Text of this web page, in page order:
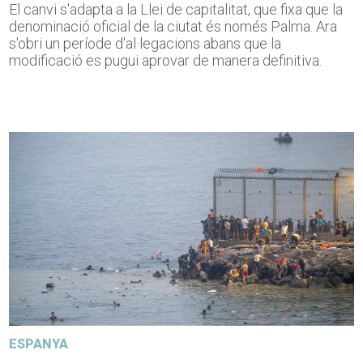
El canvi s'adapta a la Llei de capitalitat, que fixa que la
denominació oficial de la ciutat és només Palma. Ara
s'obri un període d'al·legacions abans que la
modificació es pugui aprovar de manera definitiva.
ESPANYA